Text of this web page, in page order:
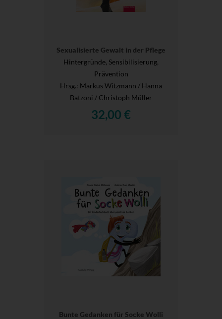
Sexualisierte Gewalt in der Pflege
Hintergründe, Sensibilisierung,
Prävention
Hrsg.: Markus Witzmann / Hanna
Batzoni / Christoph Müller
32,00 €
Bunte Gedanken für Socke Wolli